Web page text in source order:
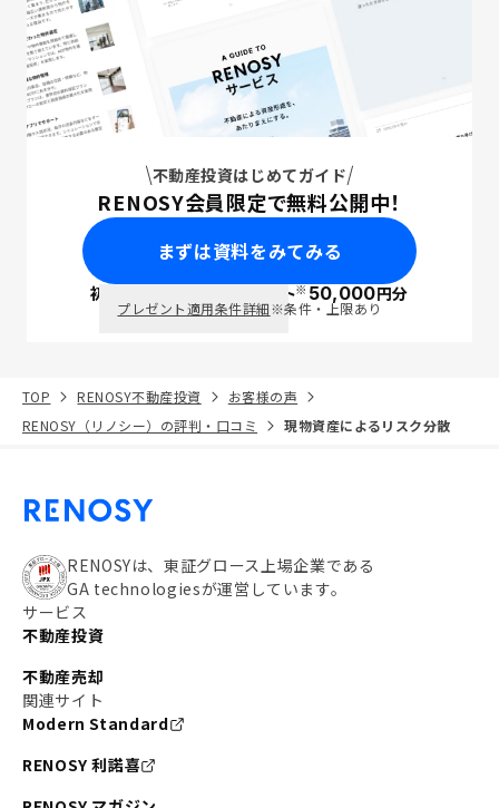
不動産投資はじめてガイド
RENOSY会員限定で無料公開中！
まずは資料をみてみる
初回面談で ポイント※50,000円分
プレゼント適用条件詳細※条件・上限あり
TOP RENOSY不動産投資
お客様の声
RENOSY（リノシー）の評判・口コミ
現物資産によるリスク分散
RENOSYは、東証グロース上場企業である
GA technologiesが運営しています。
サービス
不動産投資
不動産売却
関連サイト
Modern Standard
RENOSY 利諾喜